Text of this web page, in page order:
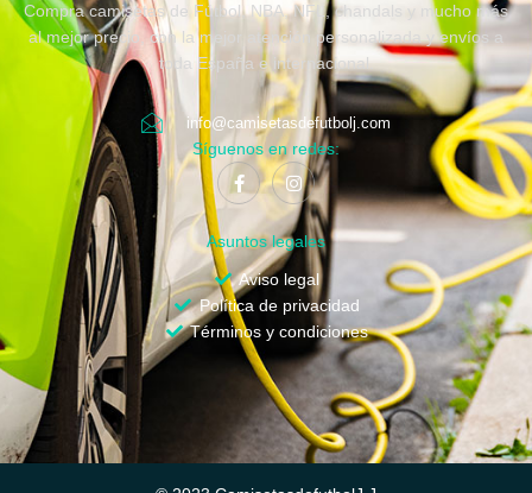
Compra camisetas de Fútbol, NBA, NFL, chandals y mucho más
al mejor precio, con la mejor atención personalizada y envíos a
toda España e internacional.
info@camisetasdefutbolj.com
Síguenos en redes:
Asuntos legales
Aviso legal
Política de privacidad
Términos y condiciones